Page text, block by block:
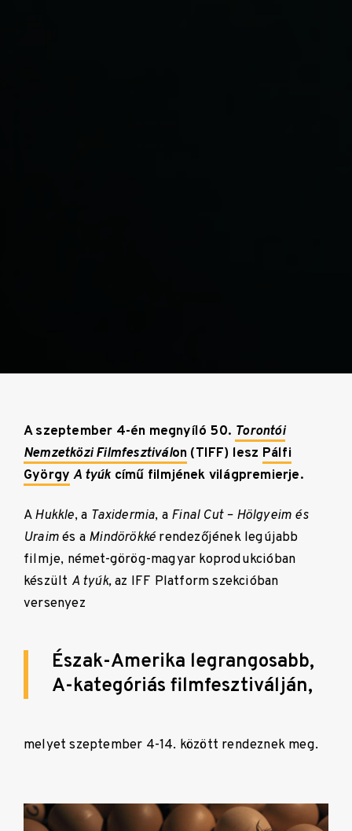
A szeptember 4-én megnyíló 50. Torontói
Nemzetközi Filmfesztiválon (TIFF) lesz Pálfi
György A tyúkcímű filmjének világpremierje.
AHukkle, a Taxidermia, a Final Cut – Hölgyeim és
Uraimés a Mindörökkérendezőjének legújabb
filmje, német-görög-magyar koprodukcióban
készült A tyúk,az IFF Platform szekcióban
versenyez
Észak-Amerika legrangosabb,
A-kategóriás filmfesztiválján,
melyet szeptember 4-14. között rendeznek meg.